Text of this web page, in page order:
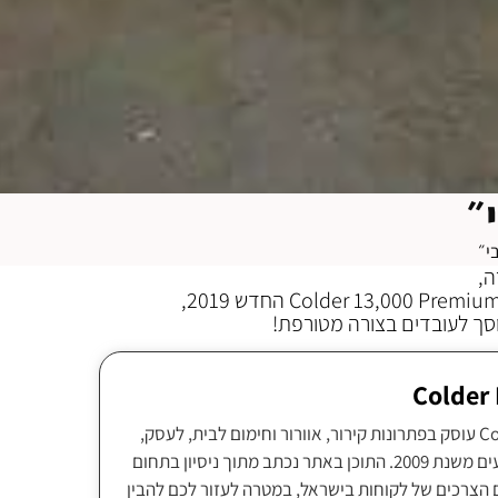
לעובדים בצורה מטורפת!
צוות Colder Israel עוסק בפתרונות קירור, אוורור וחימום לבית, לעסק,
לתעשייה ולאירועים משנת 2009. התוכן באתר נכתב מתוך ניסיון בתחום
הצרכים של לקוחות בישראל, במטרה לעזור לכם להבין